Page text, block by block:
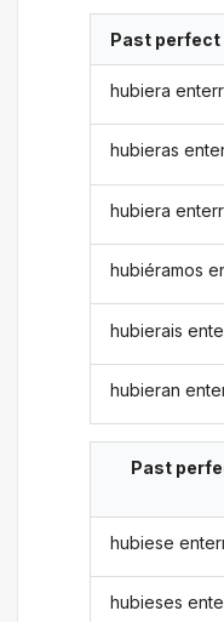
Past
hubiera
hubieras
hubiera
hubiéramos
hubierais
hubieran
Past
hubiese
hubieses